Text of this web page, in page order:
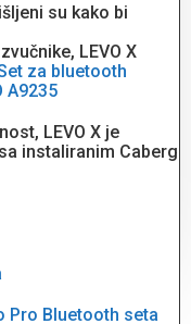
su kako bi
LEVO X
za bluetooth
A9235
LEVO X je
instaliranim Caberg
Pro Bluetooth seta